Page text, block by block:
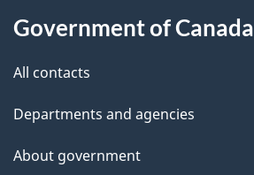
a
i
Government of Canada
All contacts
Departments and agencies
About government